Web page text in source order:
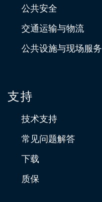
公共安全
交通运输与物流
公共设施与现场服务
支持
技术支持
常见问题解答
下载
质保